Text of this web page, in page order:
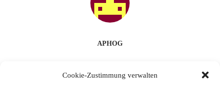
Cookie-Zustimmung verwalten
APHOG